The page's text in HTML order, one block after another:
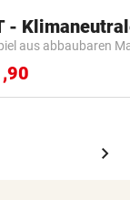
aus abbaubaren
chevron_right